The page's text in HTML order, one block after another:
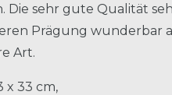
sehr gute Qualität
Prägung wunderbar
Art.
x 33 cm,